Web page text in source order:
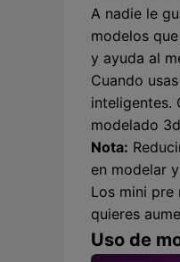
A nadie le
modelos
y ayuda al
Cuando
inteligentes.
modelado
Nota:
en modelar
Los mini pre
quieres
Uso de